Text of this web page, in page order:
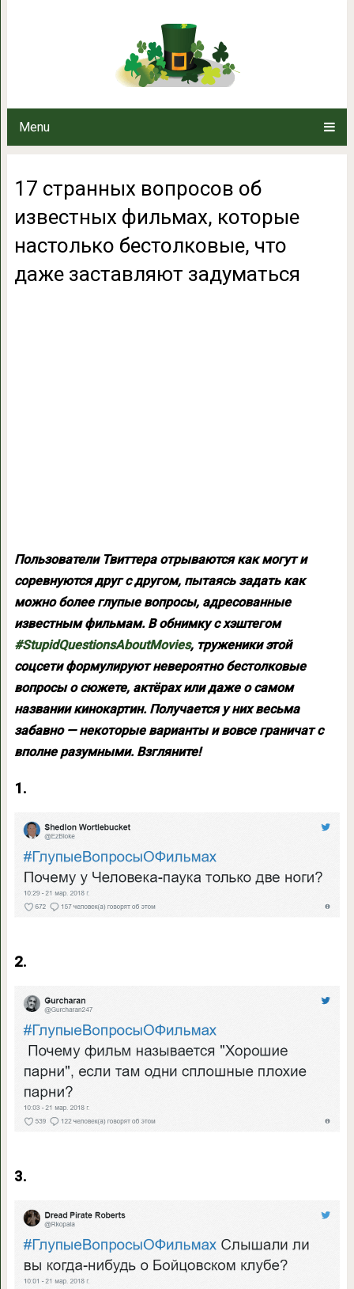
Menu
17 странных вопросов об
настолько бестолковые, что
17 странных вопросов об
известных фильмах, которые
настолько бестолковые, что
даже заставляют задуматься
Пользователи Твиттера отрываются как могут и
соревнуются друг с другом, пытаясь задать как
можно более глупые вопросы, адресованные
известным фильмам. В обнимку с хэштегом
#StupidQuestionsAboutMovies, труженики этой
соцсети формулируют невероятно бестолковые
вопросы о сюжете, актёрах или даже о самом
названии кинокартин. Получается у них весьма
забавно — некоторые варианты и вовсе граничат с
вполне разумными. Взгляните!
1.
2.
3.